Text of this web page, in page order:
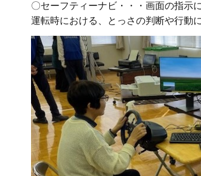
〇セーフティーナビ・・・画面の指示
運転時における、とっさの判断や行動